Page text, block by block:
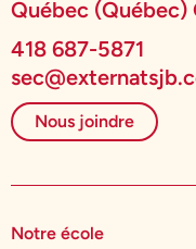
Québec (Québec)
418 687-5871
Nous joindre
Notre école